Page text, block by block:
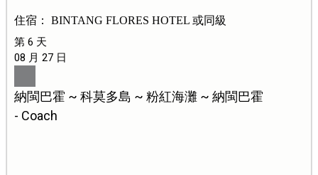
住宿： BINTANG FLORES HOTEL 或同級
第 6 天
08 月 27 日
納閩巴霍 ~ 科莫多島 ~ 粉紅海灘 ~ 納閩巴霍
- Coach